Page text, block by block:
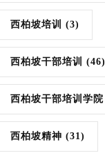
西柏坡培训 (3)
西柏坡干部培训 (46)
西柏坡干部培训学院
西柏坡精神 (31)